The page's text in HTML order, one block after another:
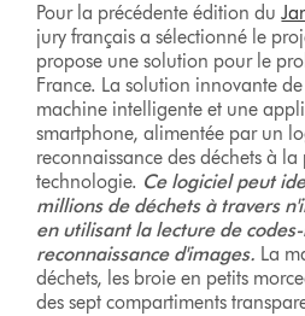
Pour la précédente édition du
jury français a sélectionné le
propose une solution pour le
France. La solution innovante
machine intelligente et une
smartphone, alimentée par un
reconnaissance des déchets à
technologie. Ce logiciel peut
millions de déchets à travers
en utilisant la lecture de
reconnaissance d'images. La
déchets, les broie en petits
des sept compartiments